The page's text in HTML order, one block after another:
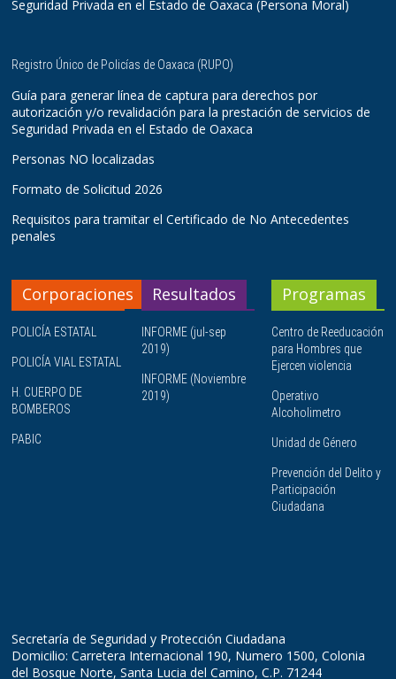
Seguridad Privada en el Estado de Oaxaca (Persona Moral)
Registro Único de Policías de Oaxaca (RUPO)
Guía para generar línea de captura para derechos por
autorización y/o revalidación para la prestación de servicios de
Seguridad Privada en el Estado de Oaxaca
Personas NO localizadas
Formato de Solicitud 2026
Requisitos para tramitar el Certificado de No Antecedentes
penales
Corporaciones
POLICÍA ESTATAL
POLICÍA VIAL ESTATAL
H. CUERPO DE
BOMBEROS
PABIC
Resultados
INFORME (jul-sep
2019)
INFORME (Noviembre
2019)
Programas
Centro de Reeducación
para Hombres que
Ejercen violencia
Operativo
Alcoholimetro
Unidad de Género
Prevención del Delito y
Participación
Ciudadana
Secretaría de Seguridad y Protección Ciudadana
Domicilio: Carretera Internacional 190, Numero 1500, Colonia
del Bosque Norte, Santa Lucia del Camino, C.P. 71244